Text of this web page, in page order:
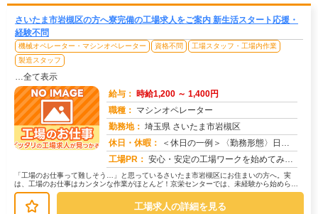
さいたま市岩槻区の方へ寮完備の工場求人をご案内 新生活スタート応援・
経験不問
機械オペレーター・マシンオペレーター 資格不問
工場スタッフ・工場内作業
製造スタッフ
…全て表示
給与： 時給1,200 ～ 1,400円
職種： マシンオペレーター
勤務地： 埼玉県 さいたま市岩槻区
休日・休暇：
＜休日の一例＞〈勤務形態〉日勤〈休日〉土日★ＧＷ・夏季・冬季・年末年始休暇あり★有給休暇あり※配属先により休日・勤...
工場PR： 安心・安定の工場ワークを始めてみませんか？株式会社京栄センターが選ばれる理由はこちら！【理由①】手厚いサポート体制...
「工場のお仕事って難しそう…」と思っているさいたま市岩槻区にお住まいの方へ。実
は、工場のお仕事はカンタンな作業がほとんど！京栄センターでは、未経験から始められ
るお仕事を多数ご紹介しています。たと...
工場求人の詳細を見る